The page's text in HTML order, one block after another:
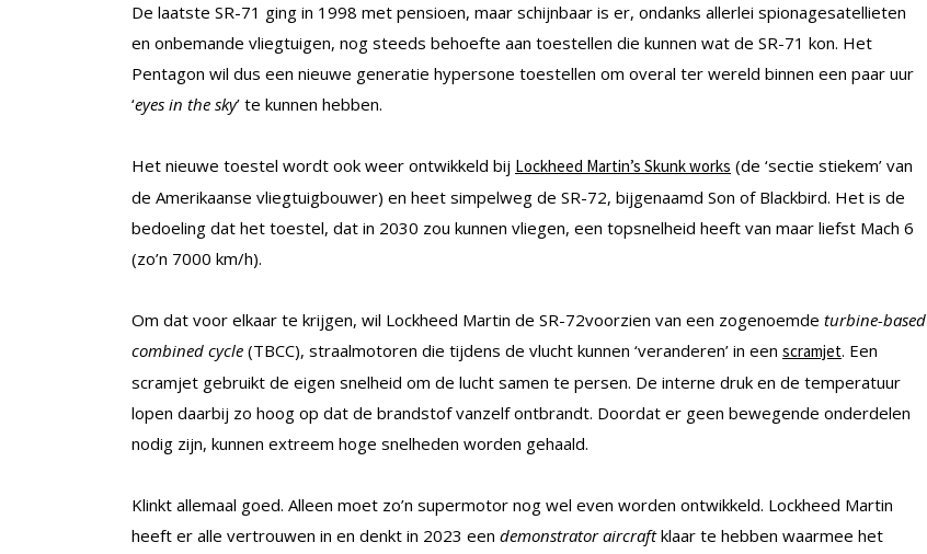
De laatste SR-71 ging in 1998 met pensioen, maar schijnbaar is er, ondanks allerlei spionagesatellieten
en onbemande vliegtuigen, nog steeds behoefte aan toestellen die kunnen wat de SR-71 kon. Het
Pentagon wil dus een nieuwe generatie hypersone toestellen om overal ter wereld binnen een paar uur
‘eyes in the sky’ te kunnen hebben.
Het nieuwe toestel wordt ook weer ontwikkeld bij Lockheed Martin’s Skunk works (de ‘sectie stiekem’ van
de Amerikaanse vliegtuigbouwer) en heet simpelweg de SR-72, bijgenaamd Son of Blackbird. Het is de
bedoeling dat het toestel, dat in 2030 zou kunnen vliegen, een topsnelheid heeft van maar liefst Mach 6
(zo’n 7000 km/h).
Om dat voor elkaar te krijgen, wil Lockheed Martin de SR-72voorzien van een zogenoemde turbine-based
combined cycle (TBCC), straalmotoren die tijdens de vlucht kunnen ‘veranderen’ in een scramjet. Een
scramjet gebruikt de eigen snelheid om de lucht samen te persen. De interne druk en de temperatuur
lopen daarbij zo hoog op dat de brandstof vanzelf ontbrandt. Doordat er geen bewegende onderdelen
nodig zijn, kunnen extreem hoge snelheden worden gehaald.
Klinkt allemaal goed. Alleen moet zo’n supermotor nog wel even worden ontwikkeld. Lockheed Martin
heeft er alle vertrouwen in en denkt in 2023 een demonstrator aircraftklaar te hebben waarmee het